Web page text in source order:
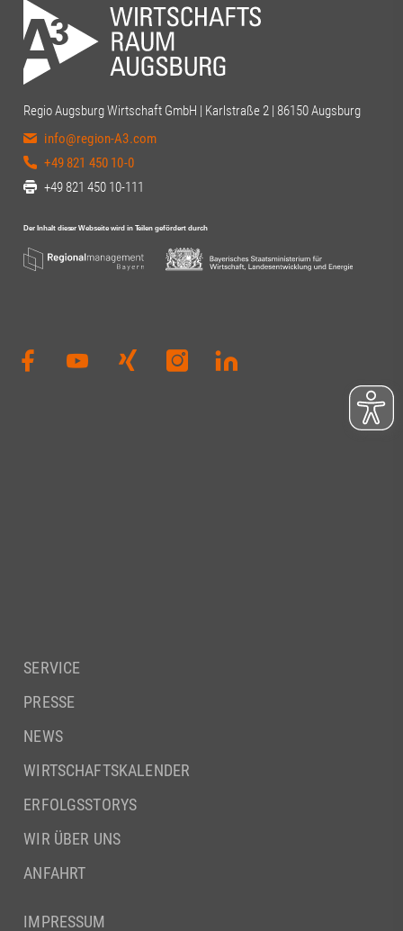
Regio Augsburg Wirtschaft GmbH | Karlstraße 2 | 86150 Augsburg
info@region-A3.com
+49 821 450 10-0
+49 821 450 10-111
SERVICE
PRESSE
NEWS
WIRTSCHAFTSKALENDER
ERFOLGSSTORYS
WIR ÜBER UNS
ANFAHRT
IMPRESSUM